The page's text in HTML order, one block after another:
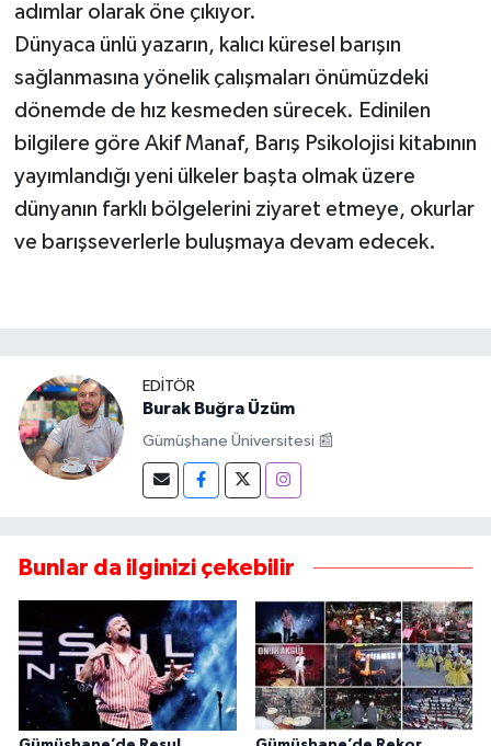
adımlar olarak öne çıkıyor.
Dünyaca ünlü yazarın, kalıcı küresel barışın
sağlanmasına yönelik çalışmaları önümüzdeki
dönemde de hız kesmeden sürecek. Edinilen
bilgilere göre Akif Manaf, Barış Psikolojisi kitabının
yayımlandığı yeni ülkeler başta olmak üzere
dünyanın farklı bölgelerini ziyaret etmeye, okurlar
ve barışseverlerle buluşmaya devam edecek.
EDITÖR
Burak Buğra Üzüm
Gümüşhane Üniversitesi 📰
Bunlar da ilginizi çekebilir